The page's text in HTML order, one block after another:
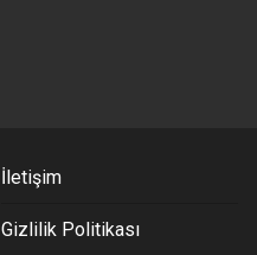
İletişim
Gizlilik Politikası